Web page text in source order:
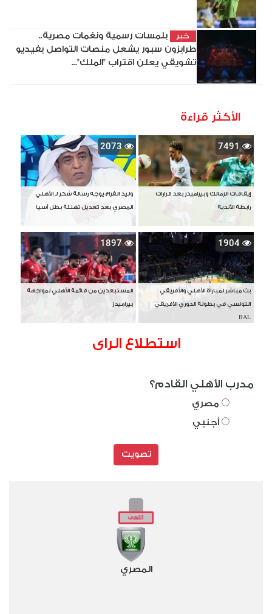
خبر
بلمسات رسمية ونغمات مصرية..
طرابزون سبور يشعل منصات التواصل بفيديو
تشويقي يعلن اقتراب "الملك"...
الأكثر قراءة
7491
إيقافات الزمالك وبيراميدز بعد قرارات
رابطة الأندية
2073
وليد الفراج يوجه رسالة شكر لـ الأهلي
المصري بعد تعديل تهنئة بطل آسيا
1904
بث مباشر لمباراة الأهلي والأفريقي
التونسي في بطولة الدوري الأفريقي
BAL
1897
المستبعدين من قائمة الأهلي لمواجهة
بيراميدز
استطلاع الراى
مدرب الأهلي القادم؟
مصري
أجنبي
تصويت
المصري